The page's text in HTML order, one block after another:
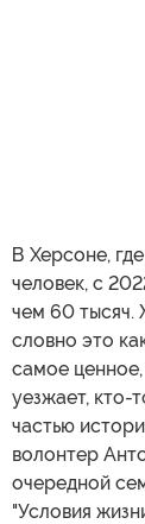
В Херсоне,
человек, с
чем 60 тысяч.
словно это
самое
уезжает, кто-
частью
волонтер
очередной
"Условия